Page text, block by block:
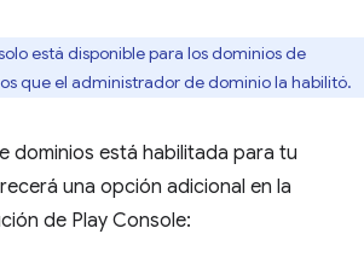
está disponible para los dominios de
que el administrador de dominio la habilitó.
dominios está habilitada para tu
una opción adicional en la
de Play Console: